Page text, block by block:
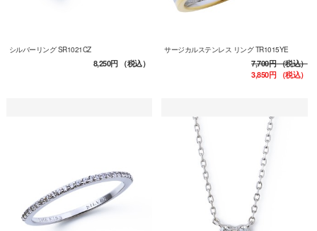
シルバーリング SR1021CZ
8,250円（税込）
サージカルステンレス リング TR1015YE
7,700円（税込）
3,850円（税込）